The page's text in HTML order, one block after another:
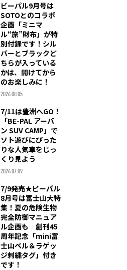
ビーパル9月号は
SOTOとのコラボ
企画「ミニマ
ル“旅”財布」が特
別付録です！シル
バーとブラックど
ちらが入っている
かは、開けてから
のお楽しみに！
2026.08.05
7/11は豊洲へGO！
「BE-PAL アーバ
ン SUV CAMP」で
ソト遊びにぴった
りな人気車をじっ
くり見よう
2026.07.09
7/9発売★ビーパル
8月号は富士山大特
集！夏の危険生物
完全防御マニュア
ル企画も 創刊45
周年記念「mini富
士山ベル＆ラゲッ
ジ刺繍タグ」付き
です！